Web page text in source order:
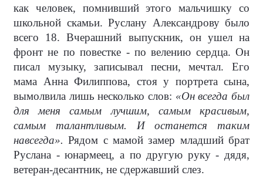
как человек, помнивший этого мальчишку со
школьной скамьи. Руслану Александрову было
всего 18. Вчерашний выпускник, он ушел на
фронт не по повестке - по велению сердца. Он
писал музыку, записывал песни, мечтал. Его
мама Анна Филиппова, стоя у портрета сына,
вымолвила лишь несколько слов: «Он всегда был
для меня самым лучшим, самым красивым,
самым талантливым. И останется таким
навсегда». Рядом с мамой замер младший брат
Руслана - юнармеец, а по другую руку - дядя,
ветеран-десантник, не сдержавший слез.